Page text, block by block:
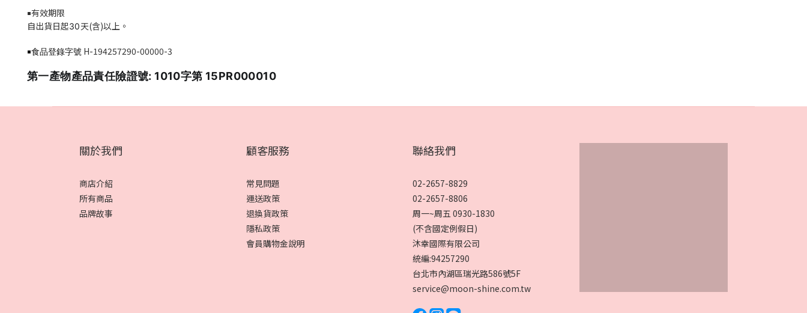
￭有效期限
自出貨日起30天(含)以上。
￭食品登錄字號 H-194257290-00000-3
第一產物產品責任險證號: 1010字第 15PR000010
關於我們
商店介紹
所有商品
品牌故事
顧客服務
常見問題
運送政策
退換貨政策
隱私政策
會員購物金說明
聯絡我們
02-2657-8829
02-2657-8806
周一~周五 0930-1830
(不含國定例假日)
沐幸國際有限公司
統編:94257290
台北市內湖區瑞光路586號5F
service@moon-shine.com.tw